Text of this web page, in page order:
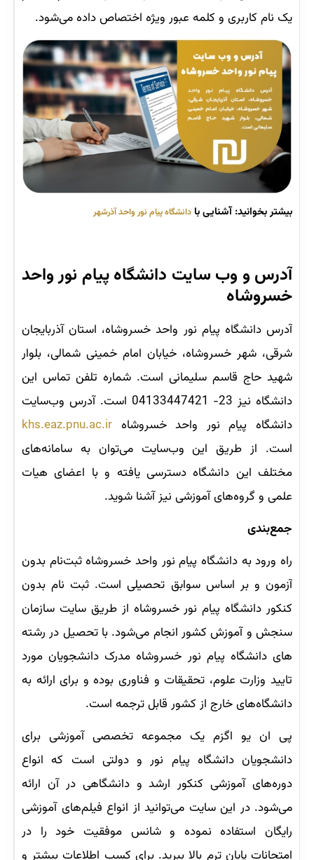
یک نام کاربری و کلمه عبور ویژه اختصاص داده می‌شود.
بیشتر بخوانید: آشنایی با دانشگاه پیام نور واحد آذرشهر
آدرس و وب‌ سایت دانشگاه پیام نور واحد
خسروشاه
آدرس دانشگاه پیام نور واحد خسروشاه، استان آذربایجان
شرقی، شهر خسروشاه، خیابان امام خمینی شمالی، بلوار
شهید حاج قاسم سلیمانی است. شماره تلفن تماس این
دانشگاه نیز 23- 04133447421 است. آدرس وب‌سایت
دانشگاه پیام نور واحد خسروشاه khs.eaz.pnu.ac.ir
است. از طریق این وب‌سایت می‌توان به سامانه‌های
مختلف این دانشگاه دسترسی یافته و با اعضای هیات
علمی و گروه‌های آموزشی نیز آشنا شوید.
جمع‌بندی
راه ورود به دانشگاه پیام نور واحد خسروشاه ثبت‌نام بدون
آزمون و بر اساس سوابق تحصیلی است. ثبت نام بدون
کنکور دانشگاه پیام نور خسروشاه از طریق سایت سازمان
سنجش و آموزش کشور انجام می‌شود. با تحصیل در رشته
های دانشگاه پیام نور خسروشاه مدرک دانشجویان مورد
تایید وزارت علوم، تحقیقات و فناوری بوده و برای ارائه به
دانشگاه‌های خارج از کشور قابل ترجمه است.
پی ان یو اگزم یک مجموعه تخصصی آموزشی برای
دانشجویان دانشگاه پیام نور و دولتی است که انواع
دوره‌های آموزشی کنکور ارشد و دانشگاهی در آن ارائه
می‌شود. در این سایت می‌توانید از انواع فیلم‌های آموزشی
رایگان استفاده نموده و شانس موفقیت خود را در
امتحانات پایان ترم بالا ببرید. برای کسب اطلاعات بیشتر و